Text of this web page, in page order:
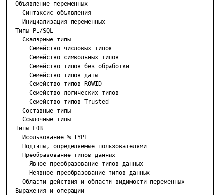
  Объявление переменных
    Синтаксис объявления
    Инициализация переменных
  Типы PL/SQL
    Скалярные типы
      Семейство числовых типов
      Семейство символьных типов
      Семейство типов без обработки
      Семейство типов даты
      Семейство типов ROWID
      Семейство логических типов
      Семейство типов Trusted
    Составные типы
    Ссылочные типы
  Типы LOB
    Исользование % ТYРЕ
    Подтипы, определяемые пользователями
    Преобразование типов данных
      Явное преобразование типов данных
      Неявное преобразование типов данных
    Области действия и области видимости переменных
  Выражения и операции